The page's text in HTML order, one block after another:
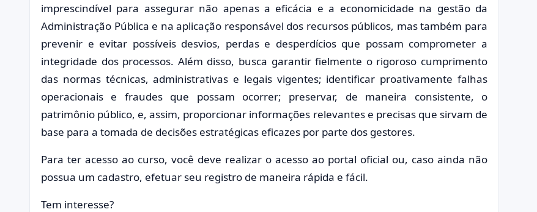
imprescindível para assegurar não apenas a eficácia e a economicidade na gestão da
Administração Pública e na aplicação responsável dos recursos públicos, mas também para
prevenir e evitar possíveis desvios, perdas e desperdícios que possam comprometer a
integridade dos processos. Além disso, busca garantir fielmente o rigoroso cumprimento
das normas técnicas, administrativas e legais vigentes; identificar proativamente falhas
operacionais e fraudes que possam ocorrer; preservar, de maneira consistente, o
patrimônio público, e, assim, proporcionar informações relevantes e precisas que sirvam de
base para a tomada de decisões estratégicas eficazes por parte dos gestores.
Para ter acesso ao curso, você deve realizar o acesso ao portal oficial ou, caso ainda não
possua um cadastro, efetuar seu registro de maneira rápida e fácil.
Tem interesse?